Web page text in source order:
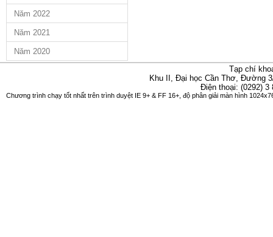
Năm 2022
Năm 2021
Năm 2020
Tạp chí
Khu II, Đại học Cần Thơ, Đường
Điện thoại: (0292)
Chương trình chạy tốt nhất trên trình duyệt IE 9+ & FF 16+, độ phân giải màn hình